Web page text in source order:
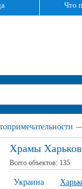
Что
Храмы
Всего объектов: 135
Украина